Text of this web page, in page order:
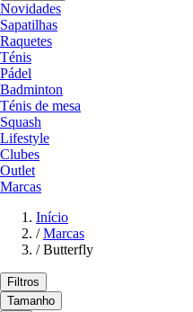
Novidades
Sapatilhas
Raquetes
Ténis
Pádel
Badminton
Ténis de mesa
Squash
Lifestyle
Clubes
Outlet
Marcas
Início
/ Marcas
/ Butterfly
Filtros
Tamanho